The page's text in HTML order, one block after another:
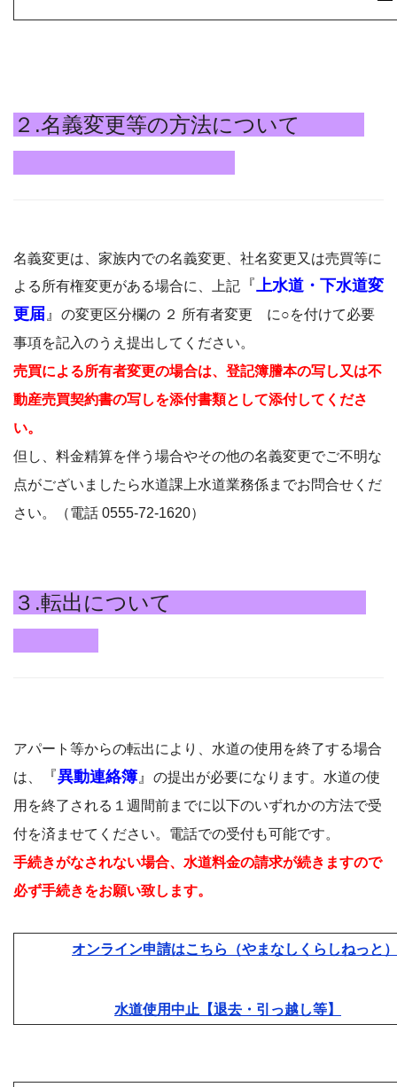
２.名義変更等の方法について
名義変更は、家族内での名義変更、社名変更又は売買等に
よる所有権変更がある場合に、上記 『上水道・下水道変
更届』 の変更区分欄の ２ 所有者変更 に○を付けて必要
事項を記入のうえ提出してください。
売買による所有者変更の場合は、登記簿謄本の写し又は不
動産売買契約書の写しを添付書類として添付してくださ
い。
但し、料金精算を伴う場合やその他の名義変更でご不明な
点がございましたら水道課上水道業務係までお問合せくだ
さい。（電話 0555-72-1620）
３.転出について
アパート等からの転出により、水道の使用を終了する場合
は、
『異動連絡簿』 の提出が必要になります。水道の使
用を終了される１週間前までに以下のいずれかの方法で受
付を済ませてください。電話での受付も可能です。
手続きがなされない場合、水道料金の請求が続きますので
必ず手続きをお願い致します。
オンライン申請はこちら（やまなしくらしねっと）
水道使用中止【退去・引っ越し等】